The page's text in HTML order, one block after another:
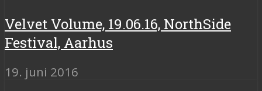
Velvet Volume, 19.06.16, NorthSide
Festival, Aarhus
19. juni 2016